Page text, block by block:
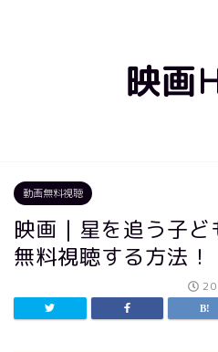
映画
動画無料視聴
映画｜星を追う子
無料視聴する方法！